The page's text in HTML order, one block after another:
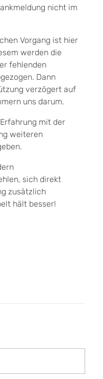
nicht im
Vorgang ist hier
werden die
fehlenden
Dann
verzögert auf
uns darum.
mit der
weiteren
sich direkt
zusätzlich
hält besser!